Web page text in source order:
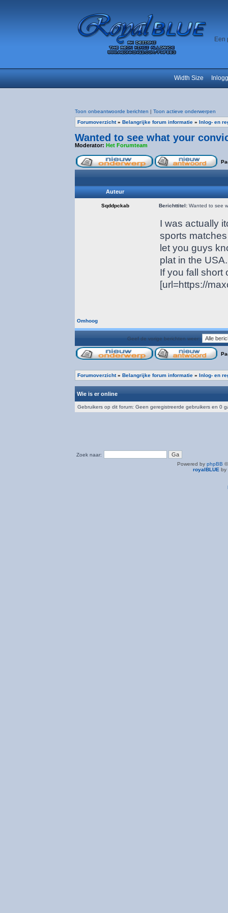
Een
Width Size
Toon onbeantwoorde berichten | Toon actieve onderwerpen
Forumoverzicht» Belangrijke forum informatie » Inlog- en
Wanted to see what your
Moderator: Het Forumteam
Auteur
Sqddpckab Berichttitel: Wanted to see
I was actually
sports
let you guys
plat in the USA.
If you fall short
[url=https://
Omhoog
Geef de vorige berichten weer:
Forumoverzicht» Belangrijke forum informatie » Inlog- en
Wie is er online
Gebruikers op dit forum: Geen geregistreerde gebruikers en 0
Zoek naar:
Powered by phpBB
royalBLUE by